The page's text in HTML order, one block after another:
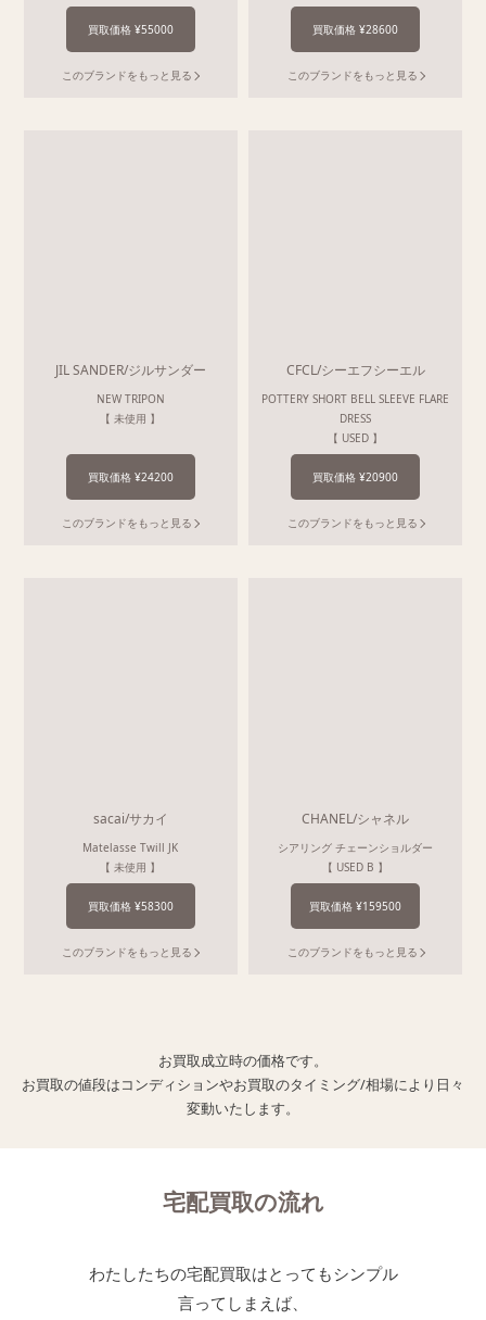
買取価格 ¥28600
このブランドをもっと見る
買取価格 ¥55000
このブランドをもっと見る
JIL SANDER/ジルサンダー
NEW TRIPON
【 未使用 】
買取価格 ¥24200
このブランドをもっと見る
CFCL/シーエフシーエル
POTTERY SHORT BELL SLEEVE FLARE
DRESS
【 USED 】
買取価格 ¥20900
このブランドをもっと見る
CHANEL/シャネル
シアリング チェーンショルダー
【 USED B 】
買取価格 ¥159500
このブランドをもっと見る
sacai/サカイ
Matelasse Twill JK
【 未使用 】
買取価格 ¥58300
このブランドをもっと見る
お買取成立時の価格です。
お買取の値段はコンディションやお買取のタイミング/相場により日々
変動いたします。
宅配買取の流れ
わたしたちの宅配買取はとってもシンプル
言ってしまえば、